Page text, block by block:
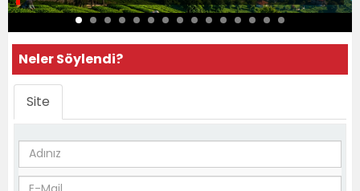
Neler Söylendi?
Site